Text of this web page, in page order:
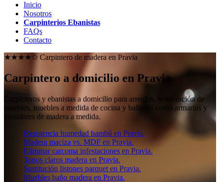
Inicio
Nosotros
Carpinterios Ebanistas
FAQs
Contacto
★★★★✩ Carpintero de madera en Pravia
Carpintero a domicilio en Pravia
Carpinteros y ebanistas a domicilio para arreglos, restauración de
muebles, muebles a medida de cocina y baño así como armarios y
vestidores de madera a medida.
Resistencia humedad bambú en Pravia.
Madera maciza vs. MDF en Pravia.
Eliminar carcoma infestaciones en Pravia.
Tonos claros madera en Pravia.
Sustitución listones parquet en Pravia.
Muebles baño madera en Pravia.